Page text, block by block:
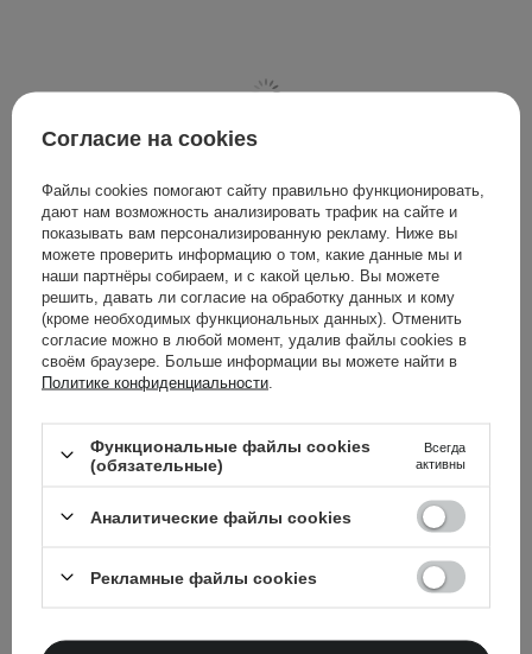
Torriden - Dive-In For Men All In One - Увлажняющая
эмульсия для мужчин - 200g
750,00 ГРН
Bioderma
Dr. Jart+
Согласие на cookies
Файлы cookies помогают сайту правильно функционировать,
дают нам возможность анализировать трафик на сайте и
показывать вам персонализированную рекламу. Ниже вы
можете проверить информацию о том, какие данные мы и
наши партнёры собираем, и с какой целью. Вы можете
решить, давать ли согласие на обработку данных и кому
(кроме необходимых функциональных данных). Отменить
согласие можно в любой момент, удалив файлы cookies в
своём браузере. Больше информации вы можете найти в
Политике конфиденциальности
Функциональные файлы cookies
(обязательные)
Всегда
активны
Аналитические файлы cookies
Рекламные файлы cookies